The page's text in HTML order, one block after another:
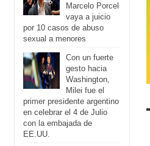
Marcelo Porcel
vaya a juicio
por 10 casos de abuso
sexual a menores
Con un fuerte
gesto hacia
Washington,
Milei fue el
primer presidente argentino
en celebrar el 4 de Julio
con la embajada de
EE.UU.